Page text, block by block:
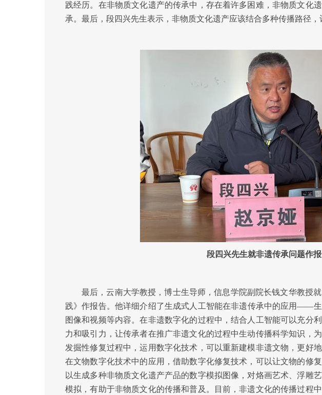
践经历。在非物质文化遗产的传承中，存在着许多困难，非物质文化
承。最后，段四兴先生表示，非物质文化遗产应该结合多种传播路径，
段四兴先生就非遗传承问题作
最后，云南大学教授，博士生导师，信息学院副院长钱文华教授
践》作报告。他详细介绍了生成式人工智能在非遗传承中的应用——生
图像和视频等内容。在非遗数字化的过程中，结合人工智能可以充分
力和吸引力，让传承者在推广非遗文化的过程中生动传播科学知识，
发掘性修复过程中，运用数字化技术，可以重新建模非遗文物，更好
在文物数字化技术中的应用，借助数字化修复技术，可以让文物的修
以生成多种非物质文化遗产产品的数字模拟图像，对烙画艺术、浮雕
模拟，有助于非物质文化的传播和普及。目前，非遗文化的传播过程中